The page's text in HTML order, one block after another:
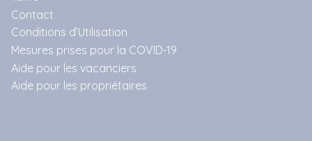
Contact
Conditions d’Utilisation
Mesures prises pour la COVID-19
Aide pour les vacanciers
Aide pour les propriétaires